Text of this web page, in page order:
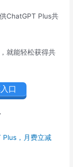
ChatGPT Plus共
就能轻松获得共
口
Plus，月费立减